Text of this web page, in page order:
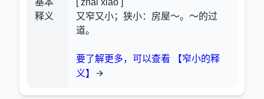
基本
释义
[ zhǎi xiǎo ]
又窄又小；狭小：房屋～。～的过
道。
要了解更多，可以查看 【窄小的释
义】